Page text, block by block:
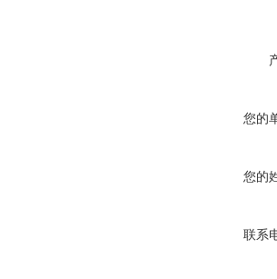
您的
您的
联系